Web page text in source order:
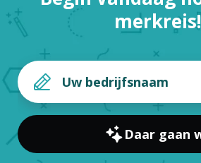
merkreis!
Daar gaan